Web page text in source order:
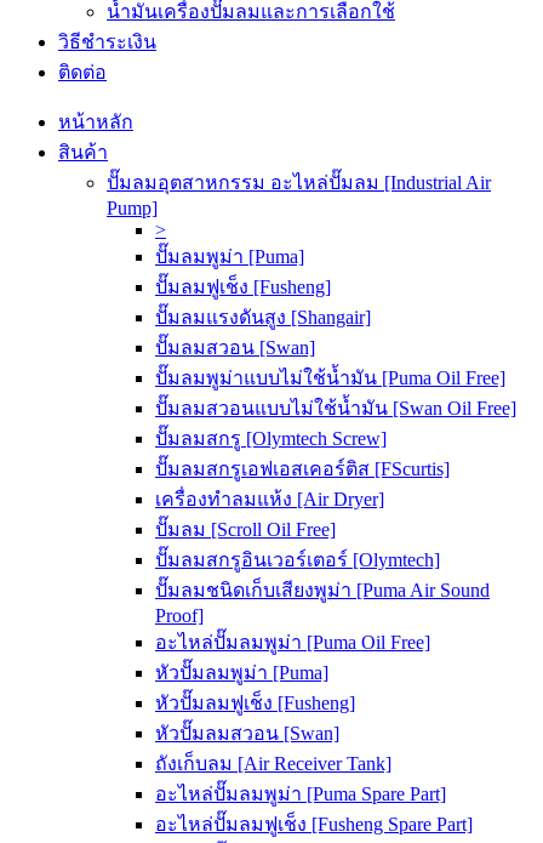
น้ำมันเครื่องปั๊มลมและการเลือกใช้
วิธีชำระเงิน
ติดต่อ
หน้าหลัก
สินค้า
ปั๊มลมอุตสาหกรรม อะไหล่ปั๊มลม [Industrial Air
Pump]
>
ปั๊มลมพูม่า [Puma]
ปั๊มลมฟูเช็ง [Fusheng]
ปั๊มลมแรงดันสูง [Shangair]
ปั๊มลมสวอน [Swan]
ปั๊มลมพูม่าแบบไม่ใช้น้ำมัน [Puma Oil Free]
ปั๊มลมสวอนแบบไม่ใช้น้ำมัน [Swan Oil Free]
ปั๊มลมสกรู [Olymtech Screw]
ปั๊มลมสกรูเอฟเอสเคอร์ติส [FScurtis]
เครื่องทำลมแห้ง [Air Dryer]
ปั๊มลม [Scroll Oil Free]
ปั๊มลมสกรูอินเวอร์เตอร์ [Olymtech]
ปั๊มลมชนิดเก็บเสียงพูม่า [Puma Air Sound
Proof]
อะไหล่ปั๊มลมพูม่า [Puma Oil Free]
หัวปั๊มลมพูม่า [Puma]
หัวปั๊มลมฟูเช็ง [Fusheng]
หัวปั๊มลมสวอน [Swan]
ถังเก็บลม [Air Receiver Tank]
อะไหล่ปั๊มลมพูม่า [Puma Spare Part]
อะไหล่ปั๊มลมฟูเช็ง [Fusheng Spare Part]